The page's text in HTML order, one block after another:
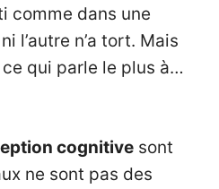
comme dans une
l’autre n’a tort. Mais
qui parle le plus à…
cognitive sont
ne sont pas des